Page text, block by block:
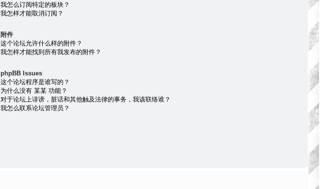
我怎么订阅特定的板块？
我怎样才能取消订阅？
附件
这个论坛允许什么样的附件？
我怎样才能找到所有我发布的附件？
phpBB Issues
这个论坛程序是谁写的？
为什么没有 某某 功能？
对于论坛上诽谤，脏话和其他触及法律的事务，我该联络谁？
我怎么联系论坛管理员？